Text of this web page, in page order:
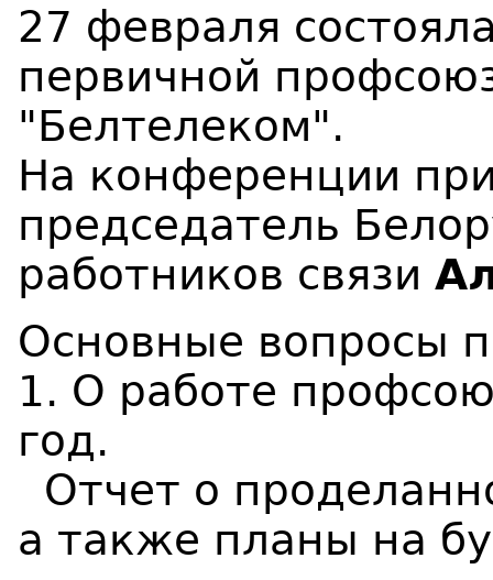
27 февраля
первичной
"Белтелеком".
На конференции
председатель
работников связи
Основные вопросы
1. О работе
год.
Отчет о
а также планы на